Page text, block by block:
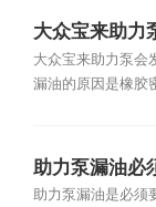
大众宝来助力
大众宝来助力泵会
漏油的原因是橡胶
助力泵漏油必
助力泵漏油是必须